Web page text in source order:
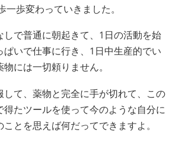
一歩変わっていきました。
しで普通に朝起きて、1日の活動を始
ぱいで仕事に行き、1日中生産的でい
には一切頼りません。
して、薬物と完全に手が切れて、この
得たツールを使って今のような自分に
とを思えば何だってできますよ。